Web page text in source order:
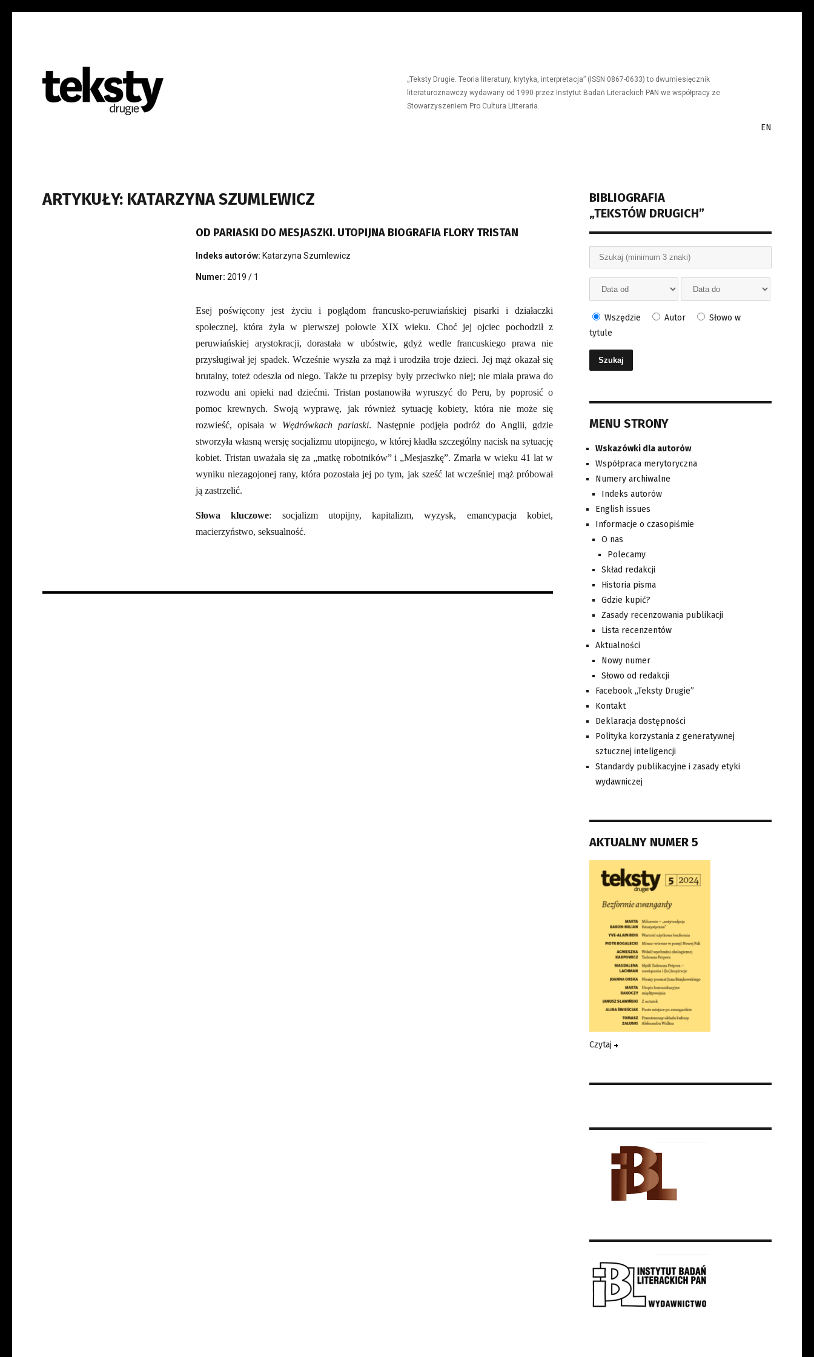
„Teksty Drugie. Teoria literatury, krytyka, interpretacja” (ISSN 0867-0633) to dwumiesięcznik
literaturoznawczy wydawany od 1990 przez Instytut Badań Literackich PAN we współpracy ze
Stowarzyszeniem Pro Cultura Litteraria.
EN
ARTYKUŁY: KATARZYNA SZUMLEWICZ
OD PARIASKI DO MESJASZKI. UTOPIJNA BIOGRAFIA FLORY TRISTAN
Indeks autorów: Katarzyna Szumlewicz
Numer: 2019 / 1
Esej poświęcony jest życiu i poglądom francusko-peruwiańskiej pisarki i działaczki
społecznej, która żyła w pierwszej połowie XIX wieku. Choć jej ojciec pochodził z
peruwiańskiej arystokracji, dorastała w ubóstwie, gdyż wedle francuskiego prawa nie
przysługiwał jej spadek. Wcześnie wyszła za mąż i urodziła troje dzieci. Jej mąż okazał się
brutalny, toteż odeszła od niego. Także tu przepisy były przeciwko niej; nie miała prawa do
rozwodu ani opieki nad dziećmi. Tristan postanowiła wyruszyć do Peru, by poprosić o
pomoc krewnych. Swoją wyprawę, jak również sytuację kobiety, która nie może się
rozwieść, opisała w Wędrówkach pariaski. Następnie podjęła podróż do Anglii, gdzie
stworzyła własną wersję socjalizmu utopijnego, w której kładła szczególny nacisk na sytuację
kobiet. Tristan uważała się za „matkę robotników” i „Mesjaszkę”. Zmarła w wieku 41 lat w
wyniku niezagojonej rany, która pozostała jej po tym, jak sześć lat wcześniej mąż próbował
ją zastrzelić.
Słowa kluczowe: socjalizm utopijny, kapitalizm, wyzysk, emancypacja kobiet,
macierzyństwo, seksualność.
BIBLIOGRAFIA
„TEKSTÓW DRUGICH”
Wszędzie Autor
Słowo w
tytule
MENU STRONY
Wskazówki dla autorów
Współpraca merytoryczna
Numery archiwalne
Indeks autorów
English issues
Informacje o czasopiśmie
O nas
Polecamy
Skład redakcji
Historia pisma
Gdzie kupić?
Zasady recenzowania publikacji
Lista recenzentów
Aktualności
Nowy numer
Słowo od redakcji
Facebook „Teksty Drugie”
Kontakt
Deklaracja dostępności
Polityka korzystania z generatywnej
sztucznej inteligencji
Standardy publikacyjne i zasady etyki
wydawniczej
AKTUALNY NUMER 5
Czytaj